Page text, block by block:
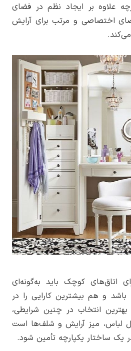
علاوه بر ایجاد نظم در فضای
اختصاصی و مرتب برای آرایش
اتاق‌های کوچک باید به‌گونه‌ای
و هم بیشترین کارایی را در
انتخاب در چنین شرایطی،
لباس، میز آرایش و شلف‌ها است
یک ساختار یکپارچه تأمین شود.